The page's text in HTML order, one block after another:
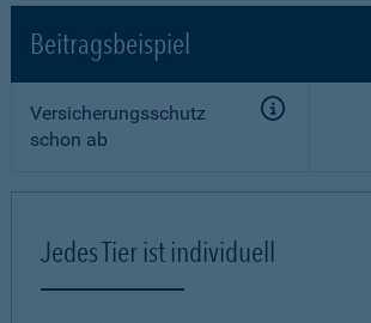
Beitragsbeispiel
Versicherungsschutz
schon ab
Jedes Tier ist individuell